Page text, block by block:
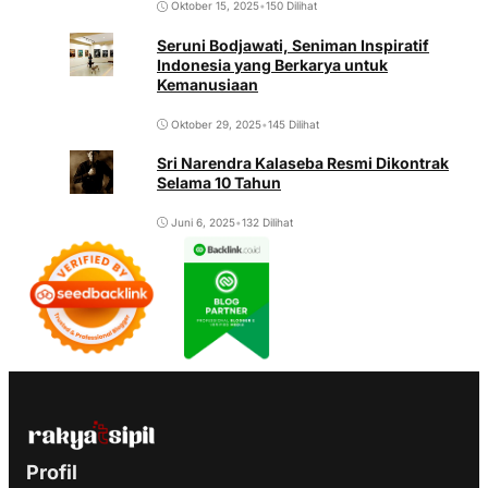
Oktober 15, 2025•150 Dilihat
Seruni Bodjawati, Seniman Inspiratif
Indonesia yang Berkarya untuk
Kemanusiaan
Oktober 29, 2025•145 Dilihat
Sri Narendra Kalaseba Resmi Dikontrak
Selama 10 Tahun
Juni 6, 2025•132 Dilihat
Profil